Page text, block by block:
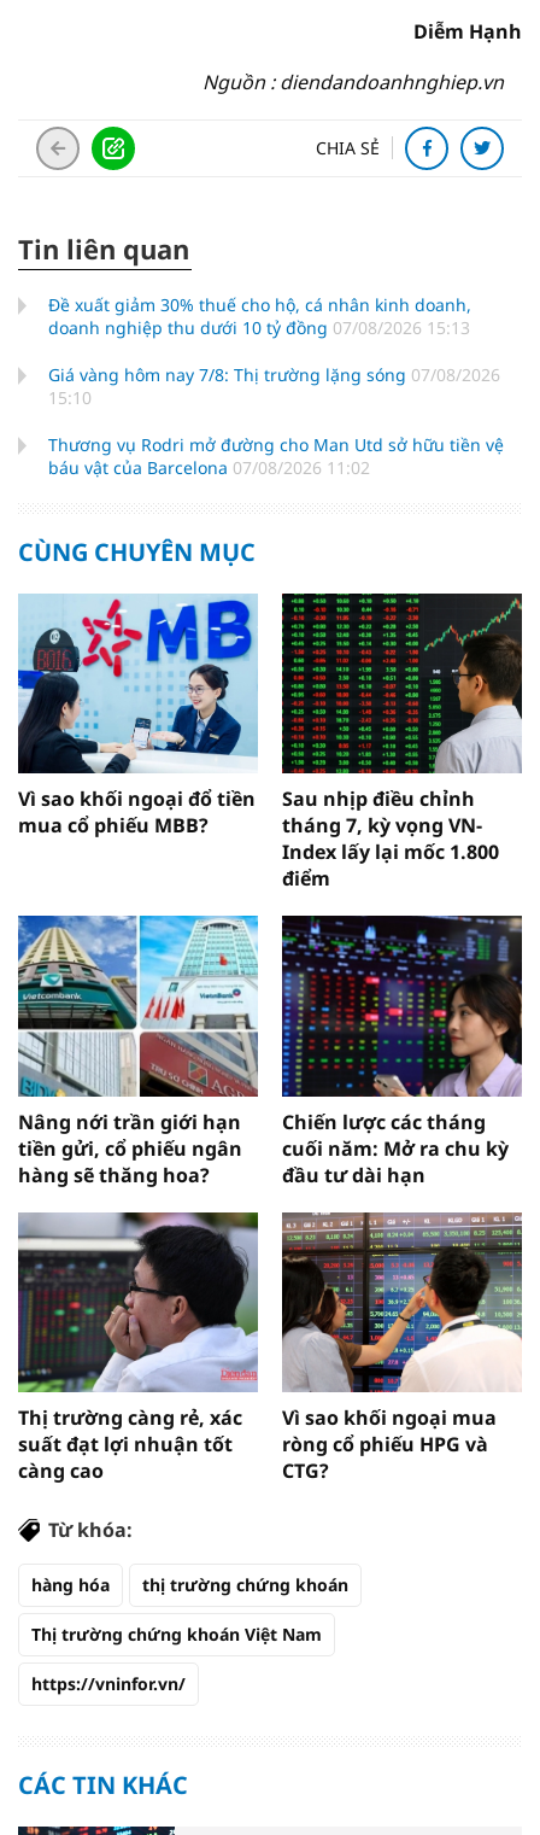
Diễm Hạnh
Nguồn : diendandoanhnghiep.vn
CHIA SẺ
Tin liên quan
Đề xuất giảm 30% thuế cho hộ, cá nhân kinh doanh,
doanh nghiệp thu dưới 10 tỷ đồng 07/08/2026 15:13
Giá vàng hôm nay 7/8: Thị trường lặng sóng 07/08/2026
15:10
Thương vụ Rodri mở đường cho Man Utd sở hữu tiền vệ
báu vật của Barcelona 07/08/2026 11:02
CÙNG CHUYÊN MỤC
Vì sao khối ngoại đổ tiền
mua cổ phiếu MBB?
Sau nhịp điều chỉnh
tháng 7, kỳ vọng VN-
Index lấy lại mốc 1.800
điểm
Nâng nới trần giới hạn
tiền gửi, cổ phiếu ngân
hàng sẽ thăng hoa?
Chiến lược các tháng
cuối năm: Mở ra chu kỳ
đầu tư dài hạn
Thị trường càng rẻ, xác
suất đạt lợi nhuận tốt
càng cao
Vì sao khối ngoại mua
ròng cổ phiếu HPG và
CTG?
Từ khóa:
hàng hóa thị trường chứng khoán
Thị trường chứng khoán Việt Nam
https://vninfor.vn/
CÁC TIN KHÁC